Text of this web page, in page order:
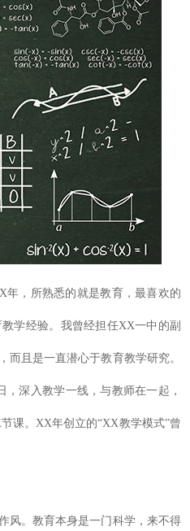
年，所熟悉的就是教育，最喜欢的
学经验。我曾经担任XX一中的副
且是一直潜心于教育教学研究。
深入教学一线，与教师在一起，
课。XX年创立的“XX教学模式”曾
风。教育本身是一门科学，来不得